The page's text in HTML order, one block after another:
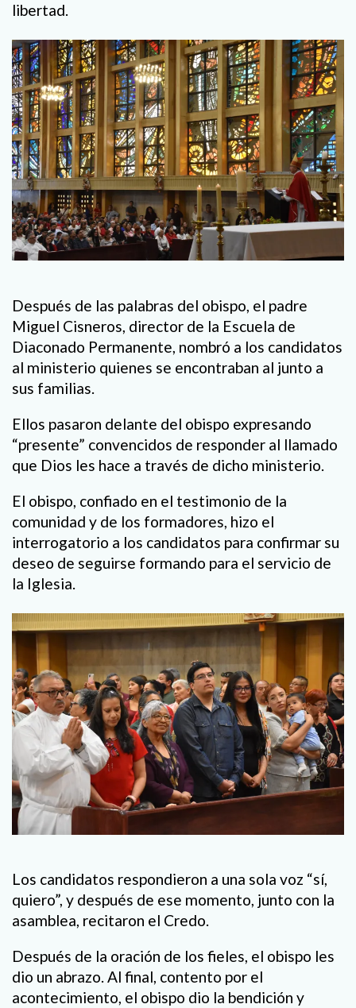
libertad.
Después de las palabras del obispo, el padre
Miguel Cisneros, director de la Escuela de
Diaconado Permanente, nombró a los candidatos
al ministerio quienes se encontraban al junto a
sus familias.
Ellos pasaron delante del obispo expresando
“presente” convencidos de responder al llamado
que Dios les hace a través de dicho ministerio.
El obispo, confiado en el testimonio de la
comunidad y de los formadores, hizo el
interrogatorio a los candidatos para confirmar su
deseo de seguirse formando para el servicio de
la Iglesia.
Los candidatos respondieron a una sola voz “sí,
quiero”, y después de ese momento, junto con la
asamblea, recitaron el Credo.
Después de la oración de los fieles, el obispo les
dio un abrazo. Al final, contento por el
acontecimiento, el obispo dio la bendición y